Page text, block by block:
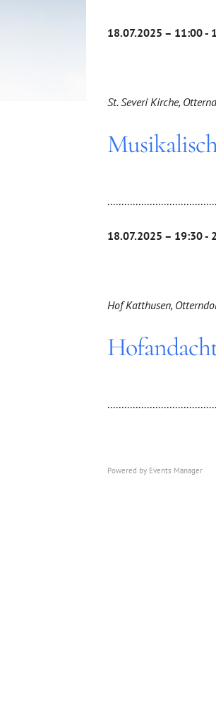
18.07.2025 – 11:00 -
St. Severi Kirche,
18.07.2025 – 19:30 -
Hof Katthusen,
Powered by Events Manager